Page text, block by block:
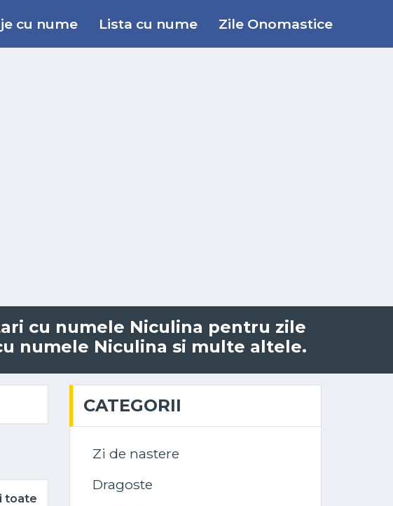
cu nume Lista cu nume Zile Onomastice
cu numele Niculina pentru zile
numele Niculina si multe altele.
toate
CATEGORII
Zi de nastere
Dragoste